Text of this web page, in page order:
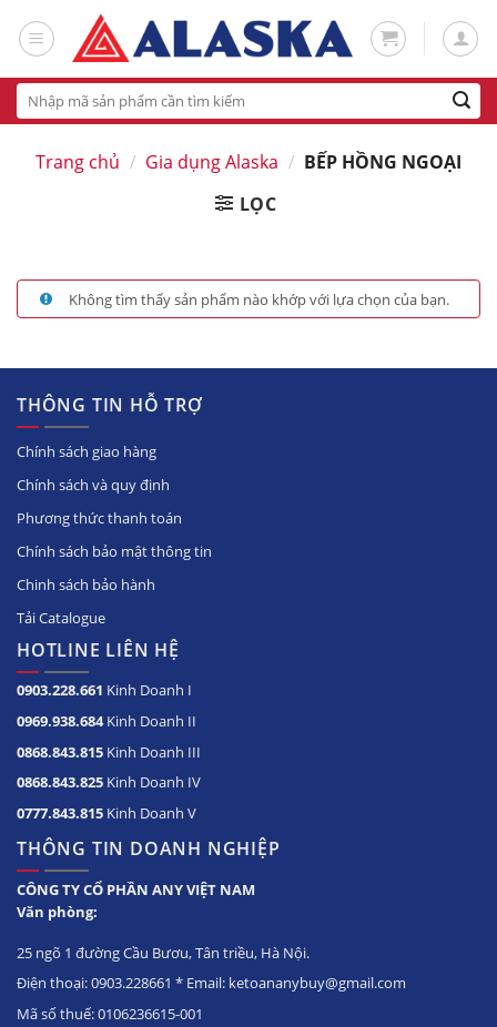
Tìm
kiếm:
Trang chủ / Gia dụng Alaska / BẾP HỒNG NGOẠI
LỌC
Không tìm thấy sản phẩm nào khớp với lựa chọn của bạn.
THÔNG TIN HỖ TRỢ
Chính sách giao hàng
Chính sách và quy định
Phương thức thanh toán
Chính sách bảo mật thông tin
Chinh sách bảo hành
Tải Catalogue
HOTLINE LIÊN HỆ
0903.228.661 Kinh Doanh I
0969.938.684Kinh Doanh II
0868.843.815 Kinh Doanh III
0868.843.825 Kinh Doanh IV
0777.843.815 Kinh Doanh V
THÔNG TIN DOANH NGHIỆP
CÔNG TY CỔ PHẦN ANY VIỆT NAM
Văn phòng:
25 ngõ 1 đường Cầu Bươu, Tân triều, Hà Nội.
Điện thoại: 0903.228661 * Email: ketoananybuy@gmail.com
Mã số thuế: 0106236615-001